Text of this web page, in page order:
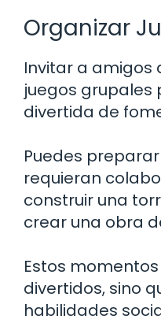
Organizar
Invitar a amigos
juegos grupales
divertida de
Puedes
requieran
construir una
crear una obra
Estos
divertidos, sino
habilidades